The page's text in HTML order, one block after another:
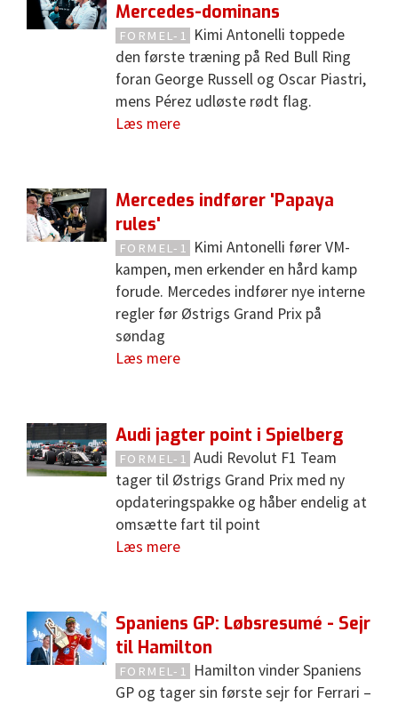
Mercedes-dominans
FORMEL-1
Kimi Antonelli toppede
den første træning på Red Bull Ring
foran George Russell og Oscar Piastri,
mens Pérez udløste rødt flag.
Læs mere
Mercedes indfører 'Papaya
rules'
FORMEL-1
Kimi Antonelli fører VM-
kampen, men erkender en hård kamp
forude. Mercedes indfører nye interne
regler før Østrigs Grand Prix på
søndag
Læs mere
Audi jagter point i Spielberg
FORMEL-1 Audi Revolut F1 Team
tager til Østrigs Grand Prix med ny
opdateringspakke og håber endelig at
omsætte fart til point
Læs mere
Spaniens GP: Løbsresumé - Sejr
til Hamilton
FORMEL-1
Hamilton vinder Spaniens
GP og tager sin første sejr for Ferrari –